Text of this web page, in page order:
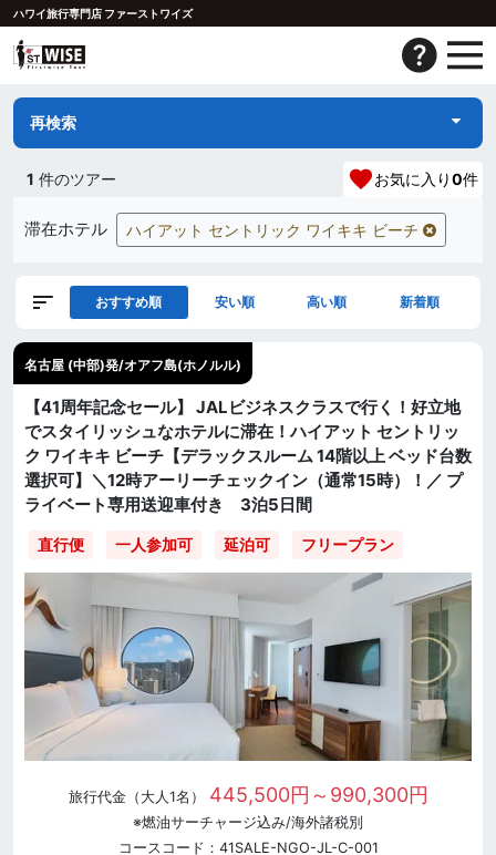
ハワイ旅行専門店 ファーストワイズ
再検索
1 件のツアー お気に入り0件
滞在ホテル ハイアット セントリック ワイキキ ビーチ
おすすめ順 安い順 高い順 新着順
名古屋 (中部)発/オアフ島(ホノルル)
【41周年記念セール】 JALビジネスクラスで行く！好立地
でスタイリッシュなホテルに滞在！ハイアット セントリッ
ク ワイキキ ビーチ【デラックスルーム 14階以上 ベッド台数
選択可】＼12時アーリーチェックイン（通常15時）！／ プ
ライベート専用送迎車付き 3泊5日間
直行便 一人参加可 延泊可 フリープラン
旅行代金（大人1名） 445,500円～990,300円
※燃油サーチャージ込み/海外諸税別
コースコード：41SALE-NGO-JL-C-001